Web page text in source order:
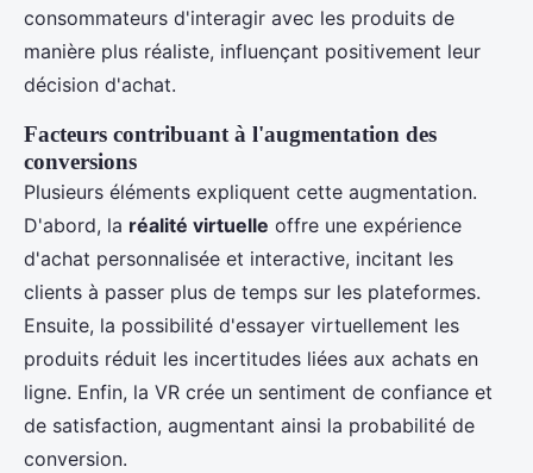
consommateurs d'interagir avec les produits de
manière plus réaliste, influençant positivement leur
décision d'achat.
Facteurs contribuant à l'augmentation des
conversions
Plusieurs éléments expliquent cette augmentation.
D'abord, la réalité virtuelle offre une expérience
d'achat personnalisée et interactive, incitant les
clients à passer plus de temps sur les plateformes.
Ensuite, la possibilité d'essayer virtuellement les
produits réduit les incertitudes liées aux achats en
ligne. Enfin, la VR crée un sentiment de confiance et
de satisfaction, augmentant ainsi la probabilité de
conversion.